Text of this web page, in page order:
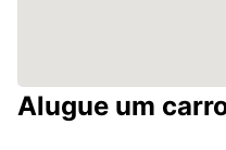
Alugue um